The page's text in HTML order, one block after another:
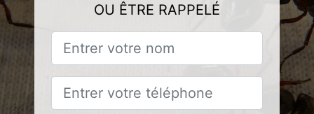
OU ÊTRE RAPPELÉ